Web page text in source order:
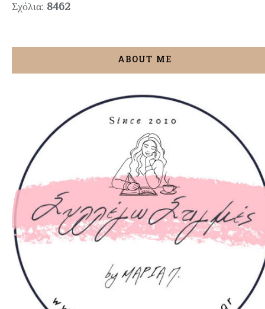
Σχόλια: 8462
ABOUT ME